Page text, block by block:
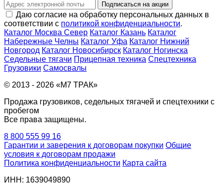
Подписаться на акции
Даю согласие на обработку персональных данных в
соответствии с политикой конфиденциальности.
Каталог Москва Север Каталог Казань Каталог
Набережные Челны Каталог Уфа Каталог Нижний
Новгород Каталог Новосибирск Каталог Ногинска
Седельные тягачи Прицепная техника Спецтехника
Грузовики Самосвалы
© 2013 - 2026 «М7 ТРАК»
Продажа грузовиков, седельных тягачей и спецтехники с
пробегом
Все права защищены.
8 800 555 99 16
Гарантии и заверения к договорам покупки Общие
условия к договорам продажи
Политика конфиденциальности Карта сайта
ИНН: 1639049890